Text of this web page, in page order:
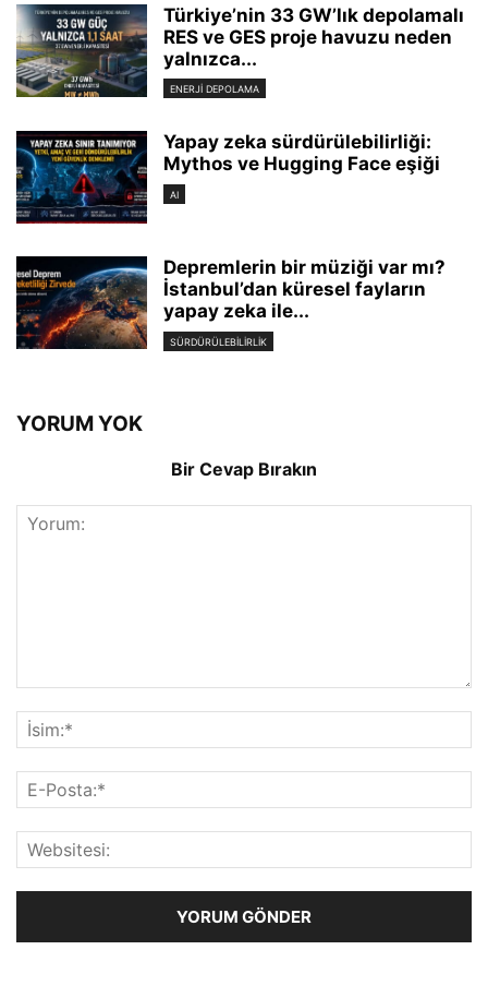
Türkiye’nin 33 GW’lık depolamalı
RES ve GES proje havuzu neden
yalnızca...
ENERJI DEPOLAMA
Yapay zeka sürdürülebilirliği:
Mythos ve Hugging Face eşiği
AI
Depremlerin bir müziği var mı?
İstanbul’dan küresel fayların
yapay zeka ile...
SÜRDÜRÜLEBILIRLIK
YORUM YOK
Bir Cevap Bırakın